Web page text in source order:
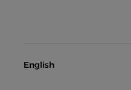
English